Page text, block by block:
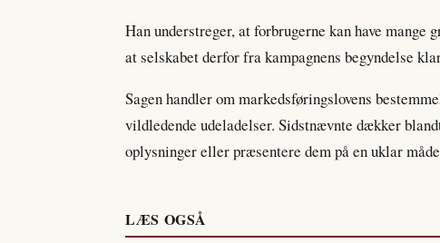
Han understreger, at forbrugerne kan have
at selskabet derfor fra kampagnens begyndelse
Sagen handler om markedsføringslovens
vildledende udeladelser. Sidstnævnte dækker
oplysninger eller præsentere dem på en uklar
LÆS OGSÅ